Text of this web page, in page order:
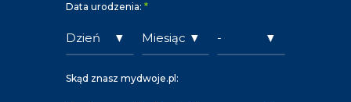
Data urodzenia: *
Skąd znasz mydwoje.pl: